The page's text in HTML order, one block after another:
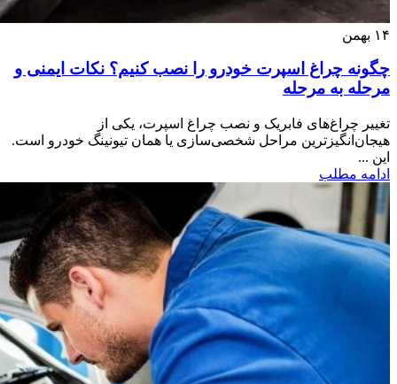
۱۴ بهمن
چگونه چراغ اسپرت خودرو را نصب کنیم؟ نکات ایمنی و
مرحله به مرحله
تغییر چراغ‌های فابریک و نصب چراغ اسپرت، یکی از
هیجان‌انگیزترین مراحل شخصی‌سازی یا همان تیونینگ خودرو است.
این ...
ادامه مطلب